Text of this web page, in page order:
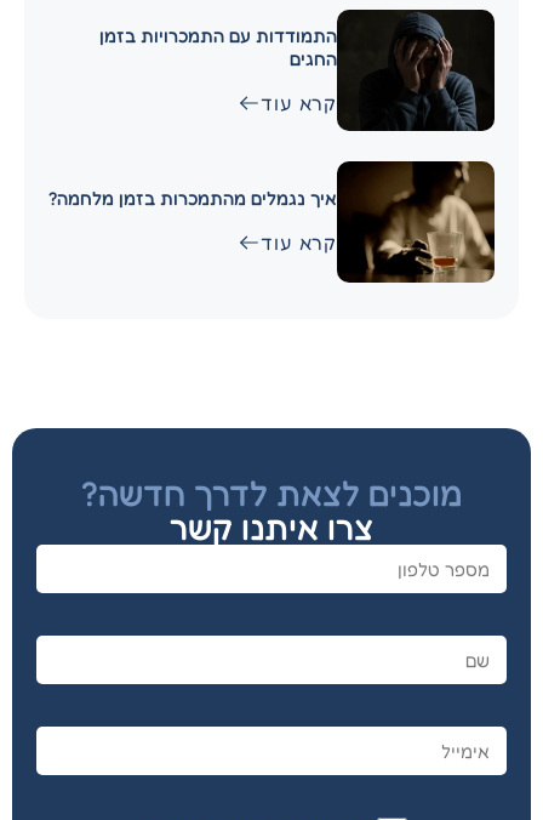
התמודדות עם התמכרויות בזמן
החגים
קרא עוד
איך נגמלים מהתמכרות בזמן מלחמה?
קרא עוד
מוכנים לצאת לדרך חדשה?
צרו איתנו קשר